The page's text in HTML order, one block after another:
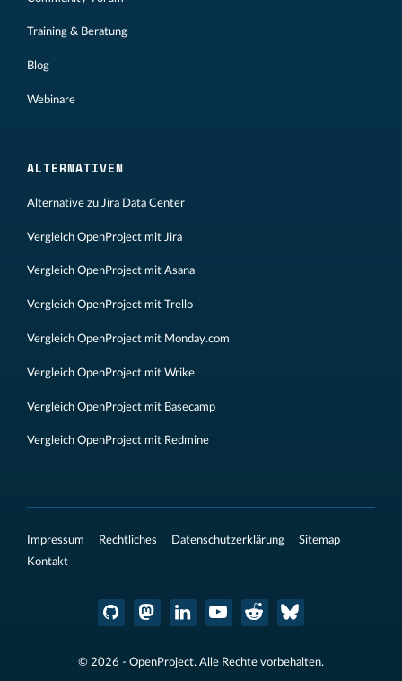
Training & Beratung
Blog
Webinare
ALTERNATIVEN
Alternative zu Jira Data Center
Vergleich OpenProject mit Jira
Vergleich OpenProject mit Asana
Vergleich OpenProject mit Trello
Vergleich OpenProject mit Monday.com
Vergleich OpenProject mit Wrike
Vergleich OpenProject mit Basecamp
Vergleich OpenProject mit Redmine
Impressum Rechtliches Datenschutzerklärung
Sitemap
Kontakt
© 2026 - OpenProject. Alle Rechte vorbehalten.